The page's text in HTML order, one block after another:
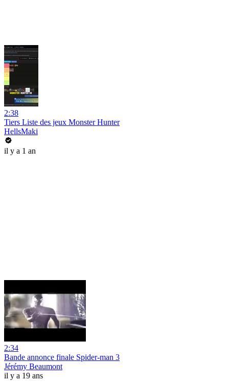
2:38
Tiers Liste des jeux Monster Hunter
HellsMaki
il y a 1 an
2:34
Bande annonce finale Spider-man 3
Jérémy Beaumont
il y a 19 ans